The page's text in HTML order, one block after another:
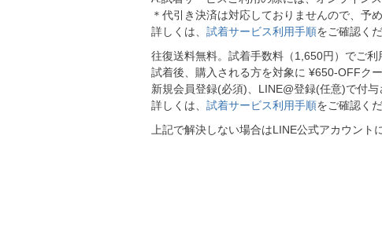
＊代引き決済は対応しておりませんので、予
詳しくは、 試着サービス利用手順をご確認くだ
往復送料無料。試着手数料（1,650円）でご利
試着後、購入される方を対象に ¥650-OFFク
新規会員登録(必須)、LINE@登録(任意)で付
詳しくは、 試着サービス利用手順をご確認くだ
上記で解決しない場合はLINE公式アカウント